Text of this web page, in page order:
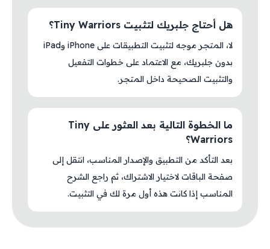
هل أحتاج جلبريك لتثبيت Tiny Warriors؟
لا، المتجر موجه لتثبيت التطبيقات على iPhone وiPad
بدون جلبريك، مع الاعتماد على خطوات التفعيل
والتثبيت الصحيحة داخل المتجر.
ما الخطوة التالية بعد العثور على Tiny
Warriors؟
بعد التأكد من التطبيق والإصدار المناسب، انتقل إلى
صفحة الباقات لاختيار الاشتراك، ثم راجع الشرح
المناسب إذا كانت هذه أول مرة لك في التثبيت.